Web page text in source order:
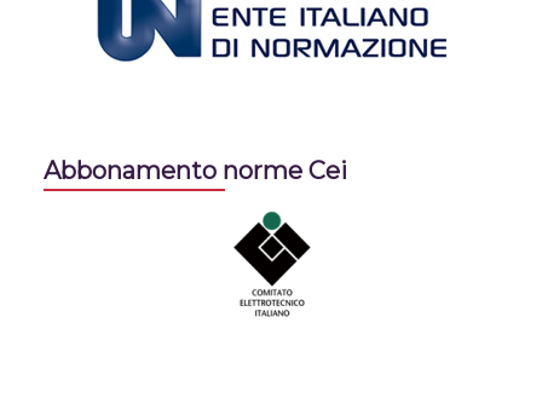
Abbonamento norme Cei